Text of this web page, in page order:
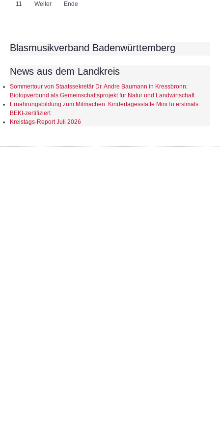
11
Weiter Ende
Blasmusikverband Badenwürttemberg
News aus dem Landkreis
Sommertour von Staatssekretär Dr. Andre Baumann in Kressbronn:
Biotopverbund als Gemeinschaftsprojekt für Natur und Landwirtschaft
Ernährungsbildung zum Mitmachen: Kindertagesstätte MiniTu erstmals
BEKI-zertifiziert
Kreistags-Report Juli 2026